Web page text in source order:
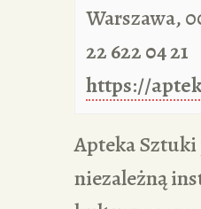
Warszawa,
22 622 04 21
https://
Apteka
niezależną